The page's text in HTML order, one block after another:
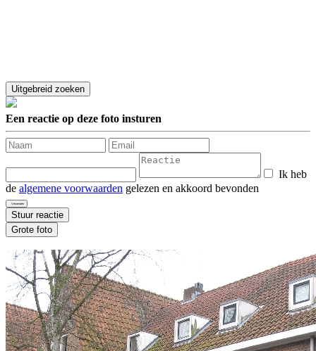
Een reactie op deze foto insturen
Ik heb
de algemene voorwaarden gelezen en akkoord bevonden